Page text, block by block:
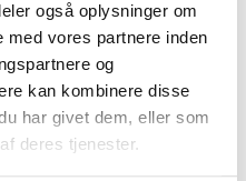
også oplysninger om
vores partnere inden
og
kan kombinere disse
har givet dem, eller som
deres tjenester.
af kendte
udvalg af kendte
og andre spændende
til fast lav pris.
her